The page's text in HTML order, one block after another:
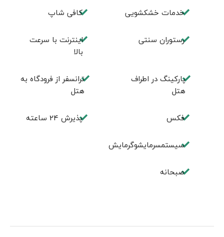
خدمات خشکشویی كافی شاپ
رستوران سنتی
اینترنت با سرعت
بالا
پارکینگ در اطراف
هتل
ترانسفر از فرودگاه به
هتل
فكس پذيرش 24 ساعته
سیستمسرمایشوگرمایش
صبحانه